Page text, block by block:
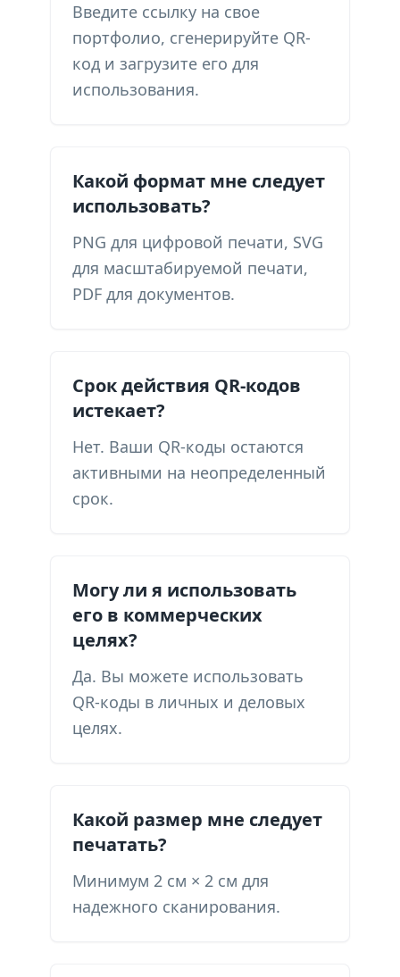
Введите ссылку на свое
портфолио, сгенерируйте QR-
код и загрузите его для
использования.
Какой формат мне следует
использовать?
PNG для цифровой печати, SVG
для масштабируемой печати,
PDF для документов.
Срок действия QR-кодов
истекает?
Нет. Ваши QR-коды остаются
активными на неопределенный
срок.
Могу ли я использовать
его в коммерческих
целях?
Да. Вы можете использовать
QR-коды в личных и деловых
целях.
Какой размер мне следует
печатать?
Минимум 2 см × 2 см для
надежного сканирования.